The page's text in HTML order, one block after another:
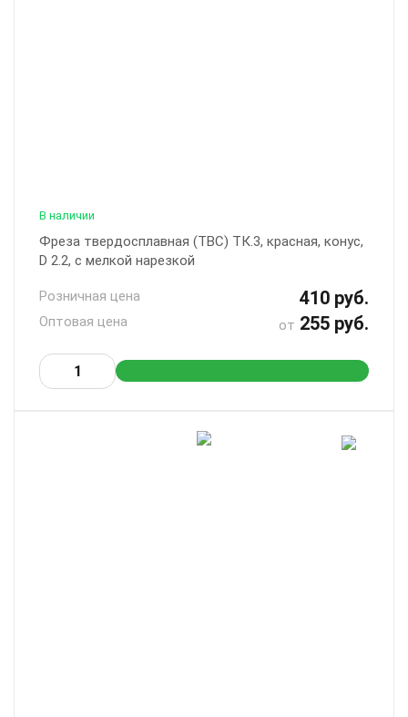
В наличии
Фреза твердосплавная (ТВС) ТК.3, красная, конус,
D 2.2, с мелкой нарезкой
Розничная цена 410 руб.
Оптовая цена от 255 руб.